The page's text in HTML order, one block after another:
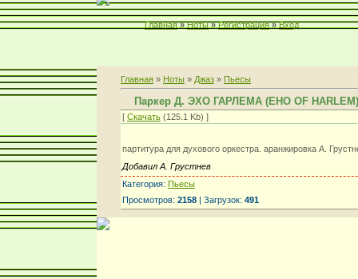
Главная » Ноты » Регистрация » Вход
Главная » Ноты » Джаз » Пьесы
Паркер Д. ЭХО ГАРЛЕМА (EHO OF HARLEM)
[ Скачать (125.1 Kb) ]
партитура для духового оркестра. аранжировка А.
Добавил А. Грустнев
Категория: Пьесы
Просмотров: 2158 | Загрузок: 491